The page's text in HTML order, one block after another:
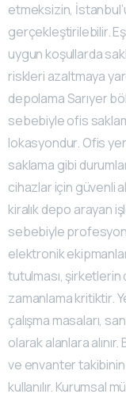
etmeksizin,
gerçekleştirilebilir.
uygun koşullarda
riskleri azaltmaya
depolama Sarıyer
sebebiyle ofis
lokasyondur. Ofis
saklama gibi
cihazlar için güvenli
kiralık depo arayan
sebebiyle
elektronik
tutulması, şirketlerin
zamanlama kritiktir.
çalışma masaları,
olarak alanlara alınır.
ve envanter
kullanılır. Kurumsal